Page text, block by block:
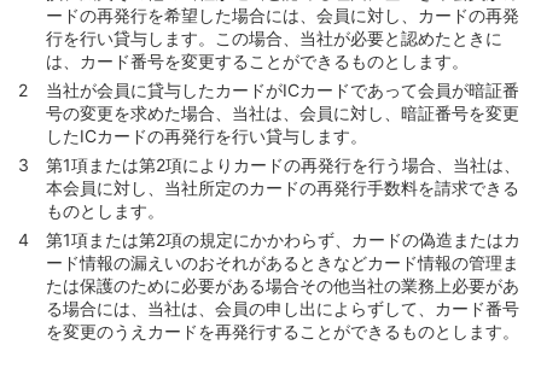
第79条 （リボルビング払いの臨時加算支払）
第5節 ショッピングに関する雑則
第80条 （加盟店との紛議）
第81条 (支払停止の抗弁)
第3章 キャッシングサービスおよびカードローン
第1節 キャッシングサービス・カードローンの利用
第82条 （金銭消費貸借契約の成立）
第83条 （キャッシングサービス・カードローンの利用方
法）
第84条 （当社所定のATM等）
ードの再発行を希望した場合には、会員に対し、カードの再発
行を行い貸与します。この場合、当社が必要と認めたときに
は、カード番号を変更することができるものとします。
当社が会員に貸与したカードがICカードであって会員が暗証番
号の変更を求めた場合、当社は、会員に対し、暗証番号を変更
したICカードの再発行を行い貸与します。
第1項または第2項によりカードの再発行を行う場合、当社は、
本会員に対し、当社所定のカードの再発行手数料を請求できる
ものとします。
第1項または第2項の規定にかかわらず、カードの偽造またはカ
ード情報の漏えいのおそれがあるときなどカード情報の管理ま
たは保護のために必要がある場合その他当社の業務上必要があ
る場合には、当社は、会員の申し出によらずして、カード番号
を変更のうえカードを再発行することができるものとします。